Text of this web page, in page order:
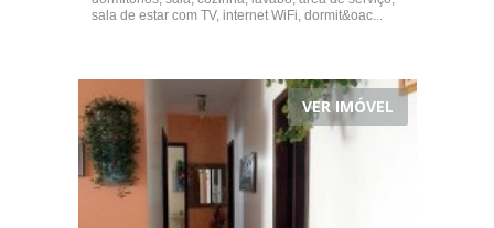
sala de estar com TV, internet WiFi, dormit&oac...
VER IMÓVEL